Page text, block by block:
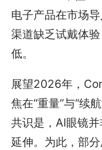
电子产品在市场
渠道缺乏试戴体
低。
展望2026年，
焦在“重量”与“续
共识是，AI眼镜
延伸。为此，部